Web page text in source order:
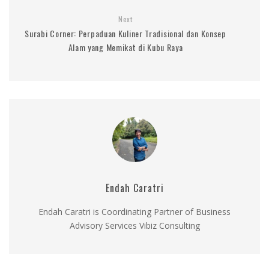
Next
Surabi Corner: Perpaduan Kuliner Tradisional dan Konsep
Alam yang Memikat di Kubu Raya
Endah Caratri
Endah Caratri is Coordinating Partner of Business
Advisory Services Vibiz Consulting